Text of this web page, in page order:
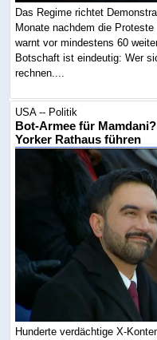
Das Regime richtet
Monate nachdem die
warnt vor mindestens 60
Botschaft ist eindeutig: Wer
rechnen....
USA -- Politik
Bot-Armee für
Yorker Rathaus führen
Hunderte verdächtige X-